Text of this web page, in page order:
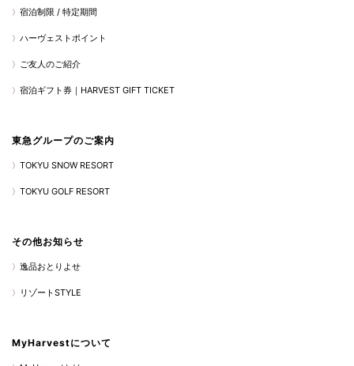
宿泊制限 / 特定期間
ハーヴェストポイント
ご友人のご紹介
宿泊ギフト券｜HARVEST GIFT TICKET
東急グループのご案内
TOKYU SNOW RESORT
TOKYU GOLF RESORT
その他お知らせ
逸品おとりよせ
リゾートSTYLE
MyHarvestについて